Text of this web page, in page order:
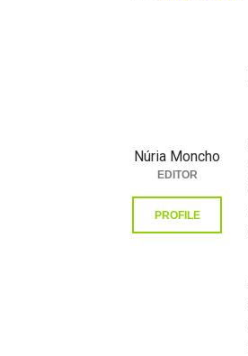
Núria Moncho
EDITOR
PROFILE